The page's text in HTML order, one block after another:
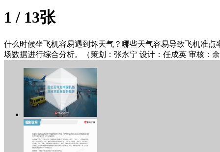
1/ 13张
什么时候坐飞机容易遇到坏天气？哪些天气容易导致飞机准
场数据进行综合分析。（策划：张永宁 设计：任成英 审核：